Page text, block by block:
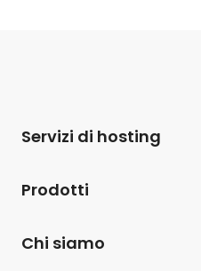
Servizi di hosting
Hosting per WooCommerce
Prodotti
Chi siamo